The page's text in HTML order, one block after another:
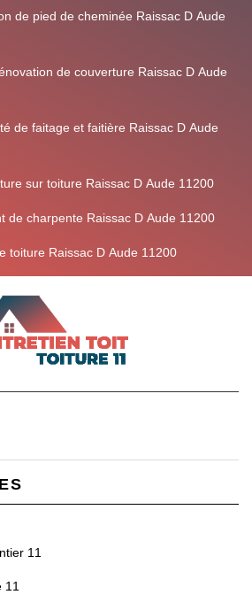
de pied de cheminée Raissac D Aude
de couverture Raissac D Aude
de faitage et faitière Raissac D Aude
sur toiture Raissac D Aude 11200
de charpente Raissac D Aude 11200
toiture Raissac D Aude 11200
11
11